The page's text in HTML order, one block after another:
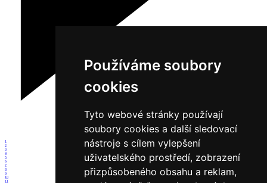
Používáme soubory
cookies
Tyto webové stránky používají
soubory cookies a další sledovací
nástroje s cílem vylepšení
uživatelského prostředí, zobrazení
přizpůsobeného obsahu a reklam,
1
2
3
4
5
6
7
8
9
10
11